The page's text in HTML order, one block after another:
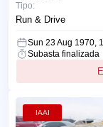
Tipo:
Run & Drive
Sun 23 Aug 1970,
Subasta finalizada
IAAI